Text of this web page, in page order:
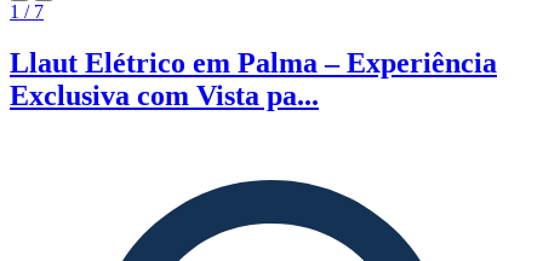
1 / 7
Llaut Elétrico em Palma – Experiência
Exclusiva com Vista pa...